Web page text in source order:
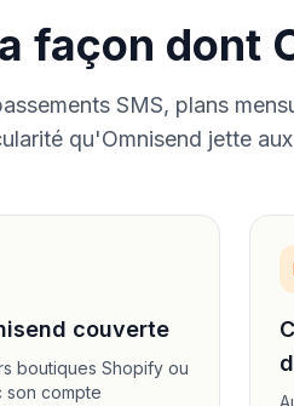
façon dont
SMS, plans
qu'Omnisend jette
couverte
boutiques Shopify ou
son compte